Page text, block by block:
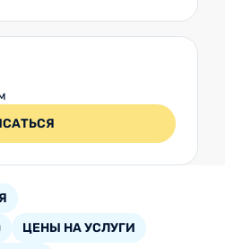
ЦЕНЫ НА УСЛУГИ